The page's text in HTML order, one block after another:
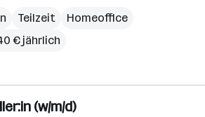
Teilzeit
Homeoffice
€ jährlich
(w/m/d)